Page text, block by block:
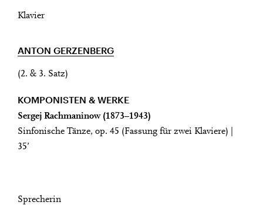
Klavier
ANTON GERZENBERG
(2. & 3. Satz)
KOMPONISTEN & WERKE
Sergej Rachmaninow (1873–1943)
Sinfonische Tänze, op. 45 (Fassung für zwei Klaviere) |
35’
Sprecherin